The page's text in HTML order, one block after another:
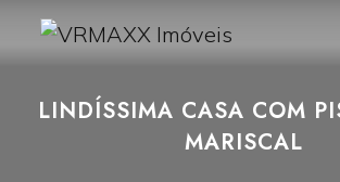
LINDÍSSIMA CASA COM
MARISCAL